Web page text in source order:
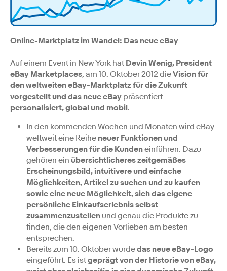
Online-Marktplatz im Wandel: Das neue eBay
Auf einem Event in New York hat Devin Wenig, President
eBay Marketplaces, am 10. Oktober 2012 dieVision für
den weltweiten eBay-Marktplatz für die Zukunft
vorgestellt und das neue eBay präsentiert –
personalisiert, global und mobil.
In den kommenden Wochen und Monaten wird eBay
weltweit eine Reihe neuer Funktionen und
Verbesserungen für die Kundeneinführen. Dazu
gehören ein übersichtlicheres zeitgemäßes
Erscheinungsbild, intuitivere und einfache
Möglichkeiten, Artikel zu suchen und zu kaufen
sowie eine neue Möglichkeit, sich das eigene
persönliche Einkaufserlebnis selbst
zusammenzustellen und genau die Produkte zu
finden, die den eigenen Vorlieben am besten
entsprechen.
Bereits zum 10. Oktober wurdedas neue eBay-Logo
eingeführt. Es istgeprägt von der Historie von eBay,